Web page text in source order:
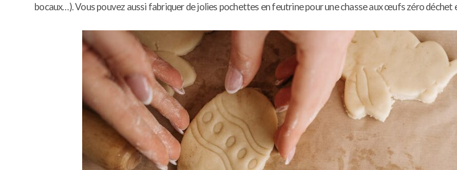
bocaux…). Vous pouvez aussi fabriquer de jolies pochettes en feutrine pour une chasse aux œufs zéro déchet